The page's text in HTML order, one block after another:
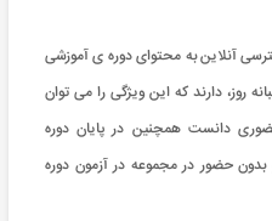
آنلاین به محتوای دوره ی آموزشی
روز، دارند که این ویژگی را می توان
دانست همچنین در پایان دوره
بدون حضور در مجموعه در آزمون دوره